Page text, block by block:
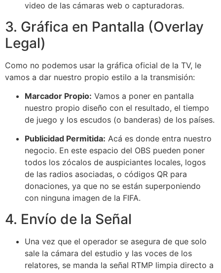
video de las cámaras web o capturadoras.
3. Gráfica en Pantalla (Overlay
Legal)
Como no podemos usar la gráfica oficial de la TV, le
vamos a dar nuestro propio estilo a la transmisión:
Marcador Propio: Vamos a poner en pantalla
nuestro propio diseño con el resultado, el tiempo
de juego y los escudos (o banderas) de los países.
Publicidad Permitida: Acá es donde entra nuestro
negocio. En este espacio del OBS pueden poner
todos los zócalos de auspiciantes locales, logos
de las radios asociadas, o códigos QR para
donaciones, ya que no se están superponiendo
con ninguna imagen de la FIFA.
4. Envío de la Señal
Una vez que el operador se asegura de que solo
sale la cámara del estudio y las voces de los
relatores, se manda la señal RTMP limpia directo a